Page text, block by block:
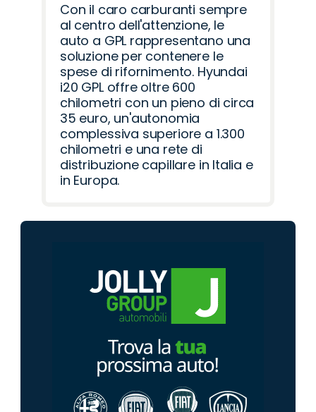
Con il caro carburanti sempre
al centro dell'attenzione, le
auto a GPL rappresentano una
soluzione per contenere le
spese di rifornimento. Hyundai
i20 GPL offre oltre 600
chilometri con un pieno di circa
35 euro, un'autonomia
complessiva superiore a 1.300
chilometri e una rete di
distribuzione capillare in Italia e
in Europa.